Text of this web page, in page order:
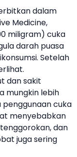
dalam
Medicine,
miligram) cuka
darah puasa
Setelah
dan sakit
mungkin lebih
cuka
menyebabkan
dan
juga sering